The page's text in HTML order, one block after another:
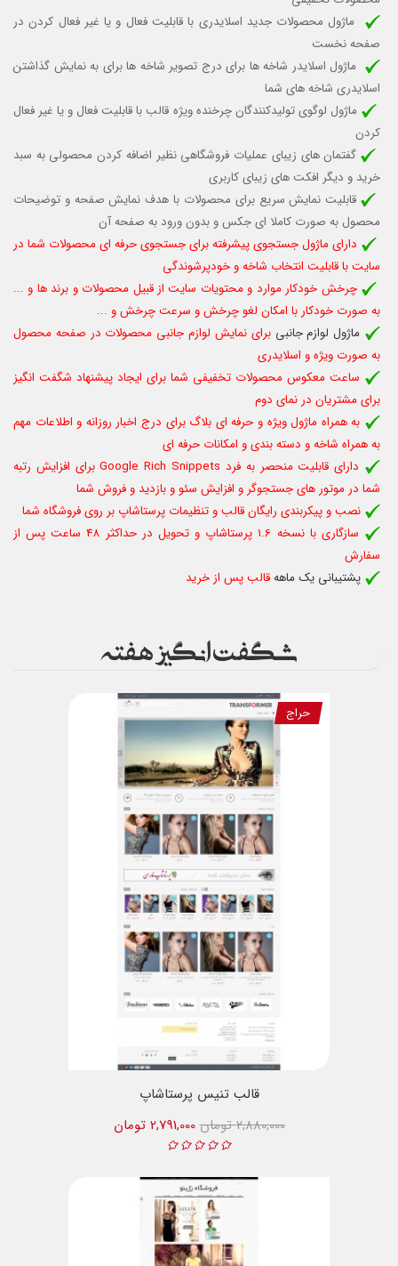
ماژول محصولات جدید اسلایدری با قابلیتفعال و یا غیر فعال کردندر
صفحه نخست
ماژول اسلایدر شاخه ها برای درج تصویر شاخه ها برای به نمایش گذاشتن
اسلایدری شاخه های شما
ماژول لوگوی تولیدکنندگان چرخنده ویژه قالب با قابلیت فعال و یا غیر فعال
کردن
گفتمان های زیبای عملیات فروشگاهی نظیر اضافه کردن محصولی به سبد
خرید و دیگر افکت های زیبای کاربری
قابلیت نمایش سریع برای محصولات با هدف نمایش صفحه و توضیحات
محصول به صورت کاملا ای جکس و بدون ورود به صفحه آن
دارای ماژول جستجوی پیشرفته برای جستجوی حرفه ای محصولات شما در
سایت با قابلیت انتخاب شاخه و خودپرشوندگی
چرخش خودکار موارد و محتویات سایت از قبیل محصولات و برند ها و ...
به صورت خودکار با امکان لغو چرخش و سرعت چرخش و ...
ماژول لوازم جانبی برای نمایش لوازم جانبی محصولات در صفحه محصول
به صورت ویژه و اسلایدری
ساعت معکوس محصولات تخفیفی شما برای ایجاد پیشنهاد شگفت انگیز
برای مشتریان در نمای دوم
به همراه ماژول ویژه و حرفه ای بلاگ برای درج اخبار روزانه و اطلاعات مهم
به همراه شاخه و دسته بندی و امکانات حرفه ای
دارای قابلیت منحصر به فرد
Google Rich Snippets برای افزایش رتبه
شما در موتور های جستجوگر و افزایش سئو و بازدید و فروش شما
نصب و پیکربندی رایگان قالب و تنظیمات پرستاشاپ بر روی فروشگاه شما
سازگاری با نسخه 1.6 پرستاشاپ و تحویل در حداکثر 48 ساعت پس از
سفارش
پشتیبانی یک ماههقالب پس از خرید
شگفت انگیز هفته
حراج
قالب تنیس پرستاشاپ
2,791,000 تومان
2,880,000 تومان